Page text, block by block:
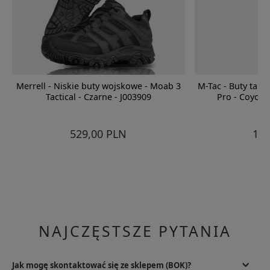
Merrell - Niskie buty wojskowe - Moab 3
Tactical - Czarne - J003909
529,00 PLN
M-Tac - Buty
Pro - Coyote
NAJCZĘSTSZE PYTANIA
Jak mogę skontaktować się ze sklepem (BOK)?